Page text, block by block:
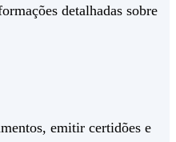
detalhadas sobre
emitir certidões e